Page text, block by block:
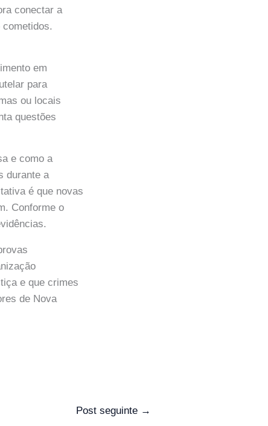
conectar a
em
para
ou locais
questões
e como a
durante a
é que novas
Conforme o
e que crimes
de Nova
Post seguinte →